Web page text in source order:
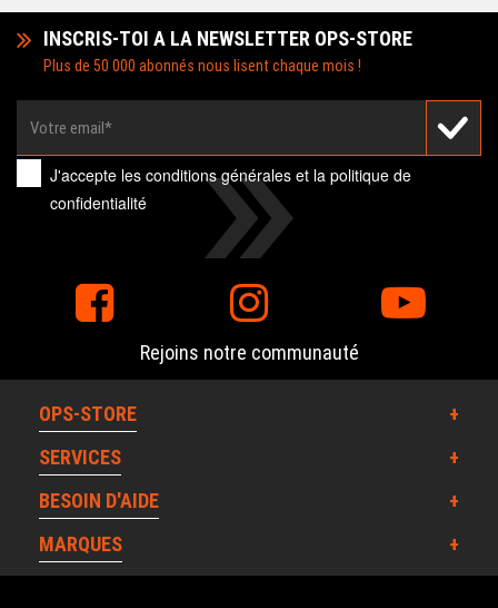
INSCRIS-TOI A LA NEWSLETTER OPS-STORE
Plus de 50 000 abonnés nous lisent chaque mois !
J'accepte lesconditions générales et lapolitique de
confidentialité
Rejoins notre communauté
OPS-STORE
SERVICES
BESOIN D'AIDE
MARQUES